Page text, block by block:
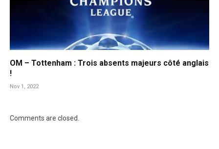
OM – Tottenham : Trois absents majeurs côté anglais
!
Nov 1, 2022
Comments are closed.